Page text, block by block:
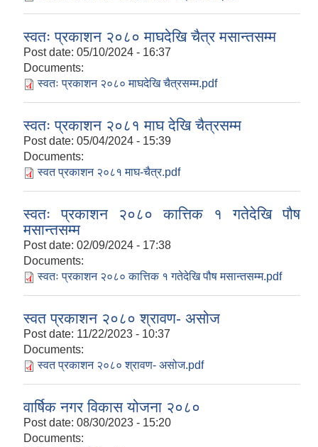
स्वतः प्रकाशन २०८० माघदेखि चैत्र मसान्तसम्म
Post date: 05/10/2024 - 16:37
Documents:
स्वतः प्रकाशन २०८० माघदेखि चैत्रसम्म.pdf
स्वतः प्रकाशन २०८१ माघ देखि चैत्रसम्म
Post date: 05/04/2024 - 15:39
Documents:
स्वत प्रकाशन २०८१ माघ-चैत्र.pdf
स्वतः प्रकाशन २०८० कात्तिक १ गतेदेखि पौष
मसान्तसम्म
Post date: 02/09/2024 - 17:38
Documents:
स्वतः प्रकाशन २०८० कात्तिक १ गतेदेखि पौष मसान्तसम्म.pdf
स्वत प्रकाशन २०८० श्रावण- असोज
Post date: 11/22/2023 - 10:37
Documents:
स्वत प्रकाशन २०८० श्रावण- असोज.pdf
वार्षिक नगर विकास योजना २०८०
Post date: 08/30/2023 - 15:20
Documents: